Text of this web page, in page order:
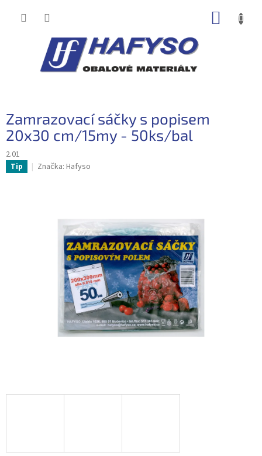
Zamrazovací sáčky s popisem
20x30 cm/15my - 50ks/bal
2.01
Tip Značka: Hafyso